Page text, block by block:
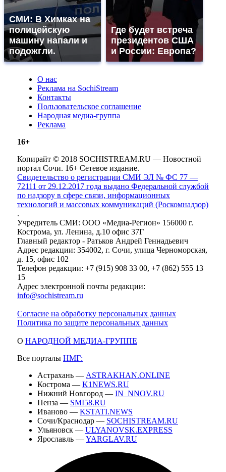
СМИ: В Химках на
полицейскую
машину напали и
подожгли.
Где будет встреча
президентов США
и России: Европа?
О нас
Реклама на SochiStream
Контакты
Пользовательское соглашение
Народная медиа-группа
Реклама
16+
Копирайт © 2018 SOCHISTREAM.RU — Новостной
портал Сочи. 16+ Сетевое издание.
Свидетельство о регистрации СМИ ЭЛ № ФС 77 —
72111 от 29.12.2017 года выдано Федеральной службой
по надзору в сфере связи, информационных
технологий и массовых коммуникаций (Роскомнадзор)
.
Учредитель СМИ: ООО «Медиа-Регион» 156000 г.
Кострома, ул. Ленина, д.10 офис 37Г
Главный редактор - Ратьков Андрей Геннадьевич
Адрес редакции: 354002, г. Сочи, улица Черноморская,
д. 15, офис 102
Телефон редакции: +7 (915) 908 33 00, +7 (862) 555 13
15
Адрес электронной почты редакции:
info@sochistream.ru
Согласие на обработку персональных данных
Политика по защите персональных данных
О НАРОДНОЙ МЕДИА-ГРУППЕ
Все порталы НМГ:
Астрахань — ASTRAKHAN.ONLINE
Кострома — K1NEWS.RU
Нижний Новгород — IN_NNOV.RU
Пенза — SMI58.RU
Иваново — KSTATI.NEWS
Сочи/Краснодар — SOCHISTREAM.RU
Ульяновск — ULYANOVSK.EXPRESS
Ярославль — YARGLAV.RU